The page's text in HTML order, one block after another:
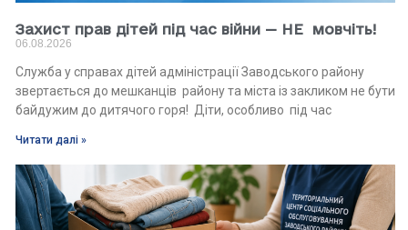
Захист прав дітей під час війни — НЕ мовчіть!
06.08.2026
Служба у справах дітей адміністрації Заводського району
звертається до мешканців району та міста із закликом не бути
байдужим до дитячого горя! Діти, особливо під час
Читати далі »